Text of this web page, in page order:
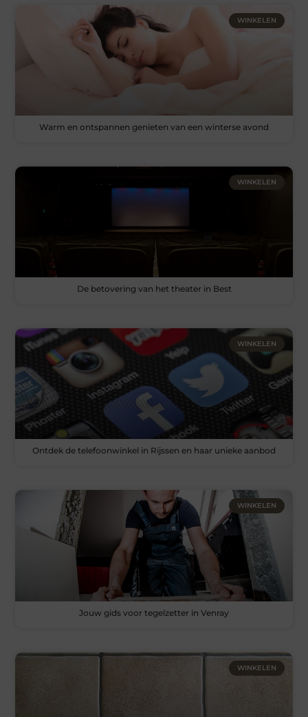
WINKELEN
Warm en ontspannen genieten van een winterse avond
WINKELEN
De betovering van het theater in Best
WINKELEN
Ontdek de telefoonwinkel in Rijssen en haar unieke aanbod
WINKELEN
Jouw gids voor tegelzetter in Venray
WINKELEN